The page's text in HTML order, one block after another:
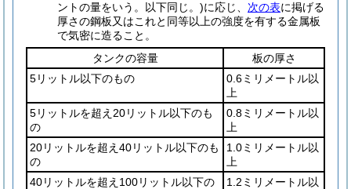
ントの量をいう。以下同じ。)に応じ、 次の表に掲げる
厚さの鋼板又はこれと同等以上の強度を有する金属板
で気密に造ること。
タンクの容量
板の厚さ
5リットル以下のもの
0.6ミリメートル以
上
5リットルを超え20リットル以下のも
の
0.8ミリメートル以
上
20リットルを超え40リットル以下のも
の
1.0ミリメートル以
上
40リットルを超え100リットル以下の
1.2ミリメートル以